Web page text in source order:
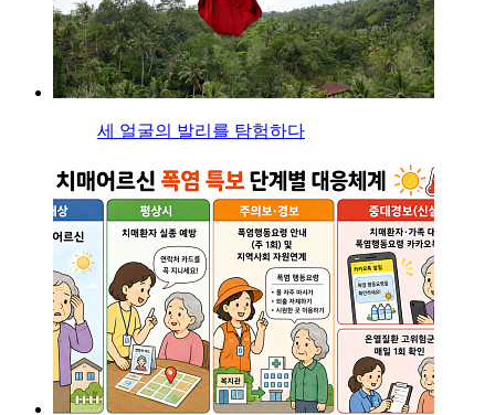
세 얼굴의 발리를 탐험하다